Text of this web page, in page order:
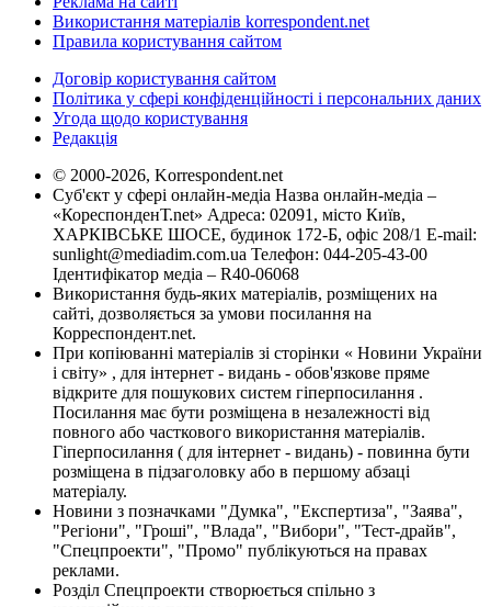
Використання матеріалів korrespondent.net
Правила користування сайтом
Договір користування сайтом
Політика у сфері конфіденційності і персональних даних
Угода щодо користування
Редакція
© 2000-2026, Korrespondent.net
Суб'єкт у сфері онлайн-медіа Назва онлайн-медіа –
«КореспонденТ.net» Адреса: 02091, місто Київ,
ХАРКІВСЬКЕ ШОСЕ, будинок 172-Б, офіс 208/1 E-mail:
sunlight@mediadim.com.ua Телефон: 044-205-43-00
Ідентифікатор медіа – R40-06068
Використання будь-яких матеріалів, розміщених на
сайті, дозволяється за умови посилання на
Корреспондент.net.
При копіюванні матеріалів зі сторінки « Новини України
і світу» , для інтернет - видань - обов'язкове пряме
відкрите для пошукових систем гіперпосилання .
Посилання має бути розміщена в незалежності від
повного або часткового використання матеріалів.
Гіперпосилання ( для інтернет - видань) - повинна бути
розміщена в підзаголовку або в першому абзаці
матеріалу.
Новини з позначками "Думка", "Експертиза", "Заява",
"Регіони", "Гроші", "Влада", "Вибори", "Тест-драйв",
"Спецпроекти", "Промо" публікуються на правах
реклами.
Розділ Спецпроекти створюється спільно з